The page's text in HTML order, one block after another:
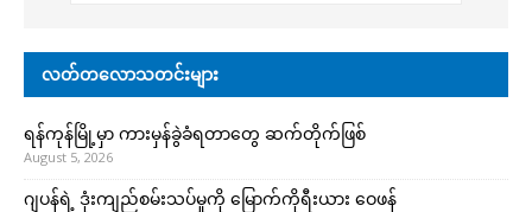
လတ်တလောသတင်းများ
ရန်ကုန်မြို့မှာ ကားမှန်ခွဲခံရတာတွေ ဆက်တိုက်ဖြစ်
August 5, 2026
ဂျပန်ရဲ့ ဒုံးကျည်စမ်းသပ်မှုကို မြောက်ကိုရီးယား ဝေဖန်